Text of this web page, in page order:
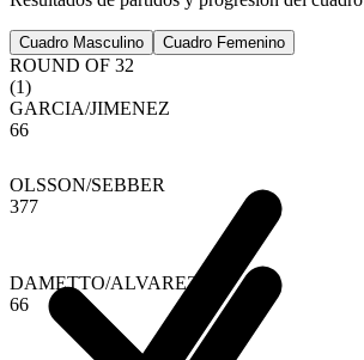
Cuadro Masculino Cuadro Femenino
ROUND OF 32
(1)
GARCIA/JIMENEZ
66
OLSSON/SEBBER
377
DAMETTO/ALVAREZ
66